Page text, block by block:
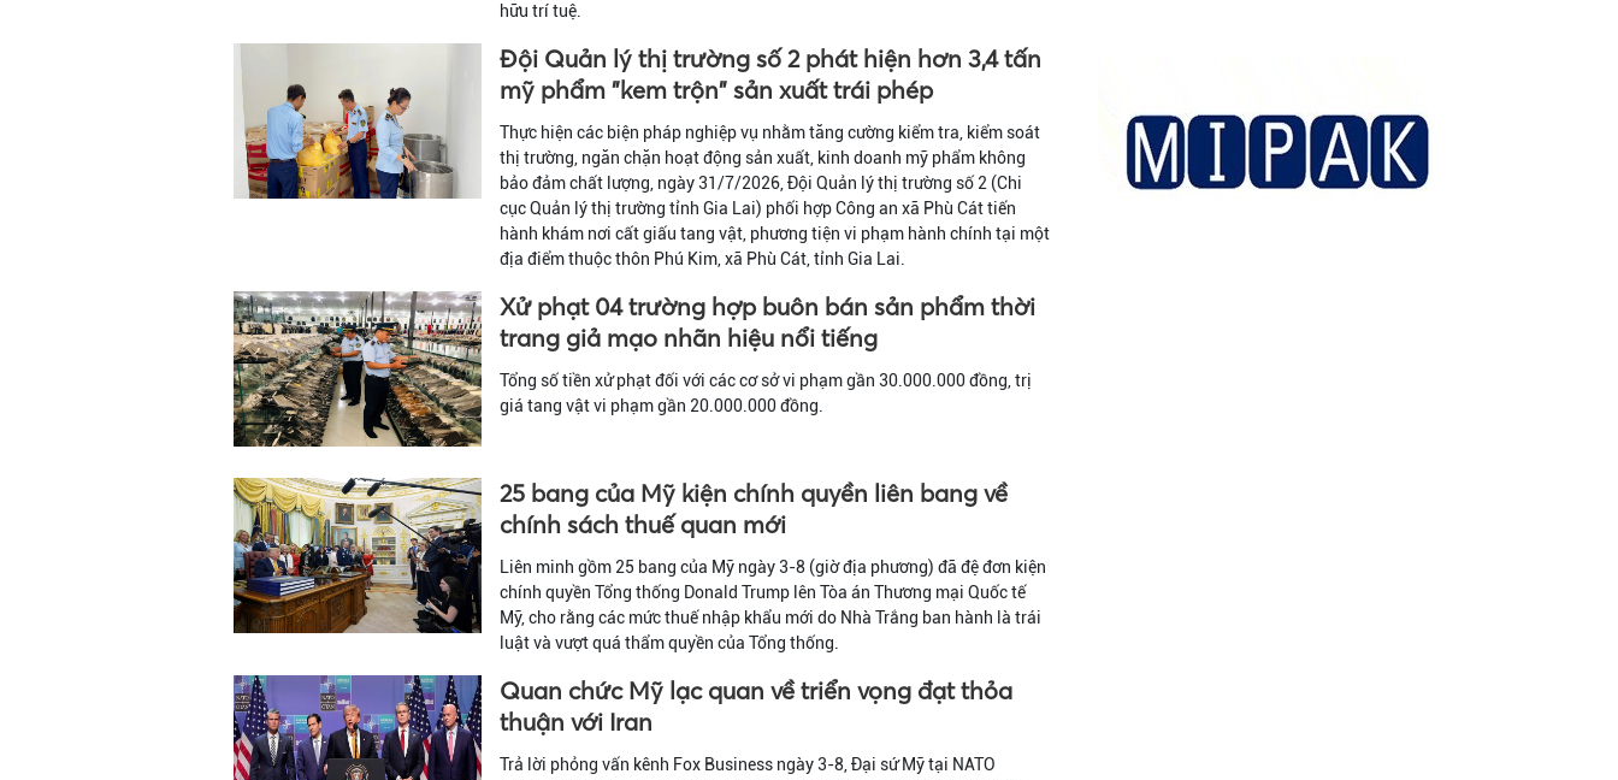
hữu trí tuệ.
Đội Quản lý thị trường số 2 phát hiện hơn 3,4 tấn
mỹ phẩm "kem trộn" sản xuất trái phép
Thực hiện các biện pháp nghiệp vụ nhằm tăng cường kiểm tra, kiểm soát
thị trường, ngăn chặn hoạt động sản xuất, kinh doanh mỹ phẩm không
bảo đảm chất lượng, ngày 31/7/2026, Đội Quản lý thị trường số 2 (Chi
cục Quản lý thị trường tỉnh Gia Lai) phối hợp Công an xã Phù Cát tiến
hành khám nơi cất giấu tang vật, phương tiện vi phạm hành chính tại một
địa điểm thuộc thôn Phú Kim, xã Phù Cát, tỉnh Gia Lai.
Xử phạt 04 trường hợp buôn bán sản phẩm thời
trang giả mạo nhãn hiệu nổi tiếng
Tổng số tiền xử phạt đối với các cơ sở vi phạm gần 30.000.000 đồng, trị
giá tang vật vi phạm gần 20.000.000 đồng.
25 bang của Mỹ kiện chính quyền liên bang về
chính sách thuế quan mới
Liên minh gồm 25 bang của Mỹ ngày 3-8 (giờ địa phương) đã đệ đơn kiện
chính quyền Tổng thống Donald Trump lên Tòa án Thương mại Quốc tế
Mỹ, cho rằng các mức thuế nhập khẩu mới do Nhà Trắng ban hành là trái
luật và vượt quá thẩm quyền của Tổng thống.
Quan chức Mỹ lạc quan về triển vọng đạt thỏa
thuận với Iran
Trả lời phỏng vấn kênh Fox Business ngày 3-8, Đại sứ Mỹ tại NATO